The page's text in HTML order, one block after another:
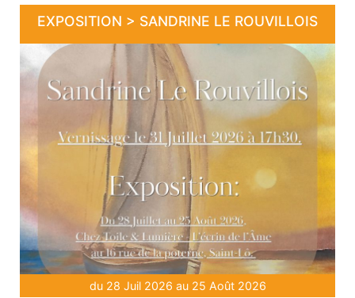
EXPOSITION > SANDRINE LE ROUVILLOIS
du 28 Juil 2026 au 25 Août 2026